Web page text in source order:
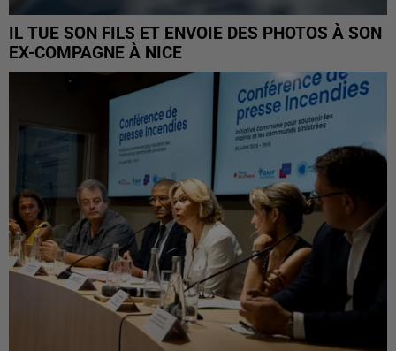
IL TUE SON FILS ET ENVOIE DES PHOTOS À SON
EX-COMPAGNE À NICE